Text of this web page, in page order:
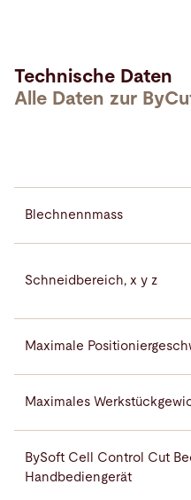
Technische Daten
Alle Daten zur
Blechnennmass
Schneidbereich, x y z
Maximale
Maximales
BySoft Cell Control Cut
Handbediengerät